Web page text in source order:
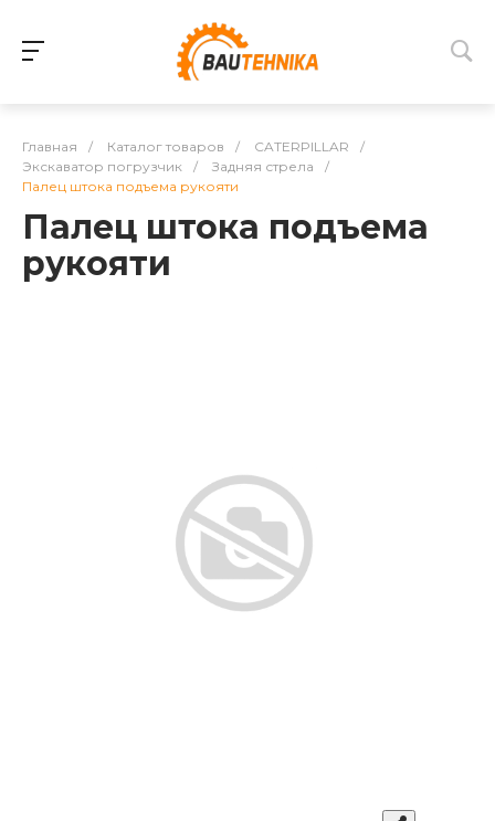
Главная / Каталог товаров / CATERPILLAR
/
Экскаватор погрузчик
/ Задняя стрела
/
Палец штока подъема рукояти
Палец штока подъема
рукояти